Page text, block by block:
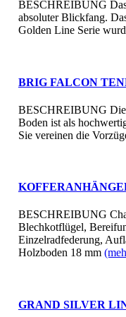
BESCHREIBUNG
absoluter Blickfang.
Golden Line Serie
BRIG FALCON
BESCHREIBUNG Die
Boden ist als
Sie vereinen die
BESCHREIBUNG
Blechkotflügel,
Einzelradfederung,
Holzboden 18 mm
GRAND SILVER